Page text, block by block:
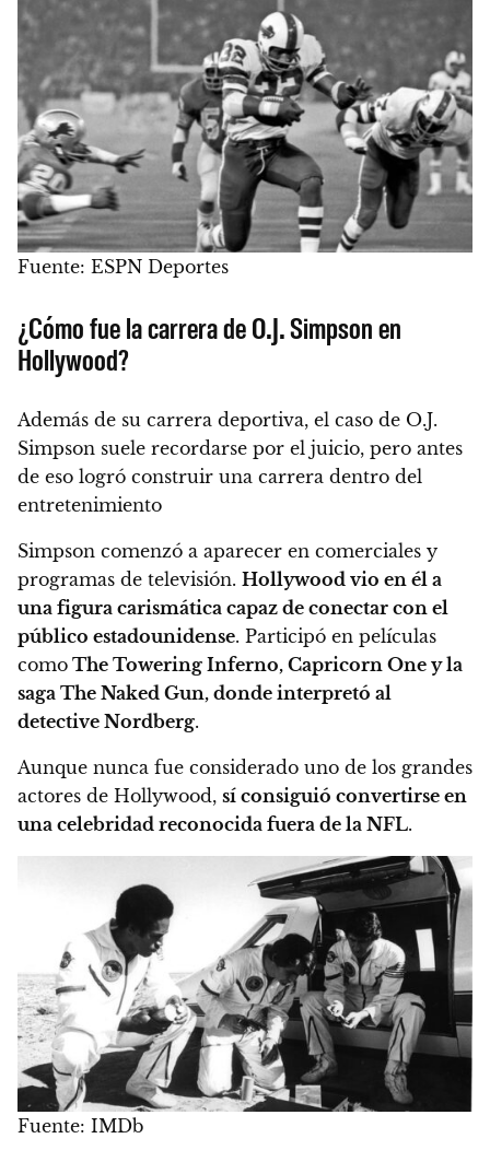
Fuente: ESPN Deportes
¿Cómo fue la carrera de O.J. Simpson en
Hollywood?
Además de su carrera deportiva, el caso de O.J.
Simpson suele recordarse por el juicio, pero antes
de eso logró construir una carrera dentro del
entretenimiento
Simpson comenzó a aparecer en comerciales y
programas de televisión. Hollywood vio en él a
una figura carismática capaz de conectar con el
público estadounidense. Participó en películas
como The Towering Inferno, Capricorn One y la
saga The Naked Gun, donde interpretó al
detective Nordberg.
Aunque nunca fue considerado uno de los grandes
actores de Hollywood, sí consiguió convertirse en
una celebridad reconocida fuera de la NFL.
Fuente: IMDb